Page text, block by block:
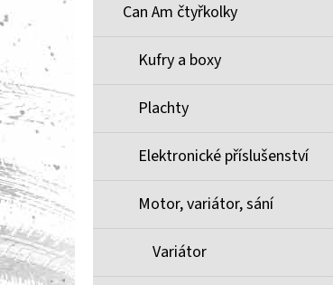
Can Am čtyřkolky
Kufry a boxy
Plachty
Elektronické příslušenství
Motor, variátor, sání
Variátor
BRZDOVÉ DESTIČKY ZE SLINUTÉHO KOVU
1 100 Kč